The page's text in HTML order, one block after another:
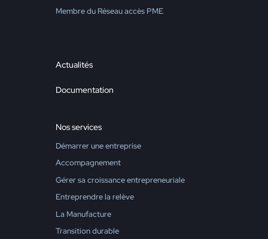
Membre du Réseau accès PME
Actualités
Documentation
Nos services
Démarrer une entreprise
Accompagnement
Gérer sa croissance entrepreneuriale
Entreprendre la relève
La Manufacture
Transition durable